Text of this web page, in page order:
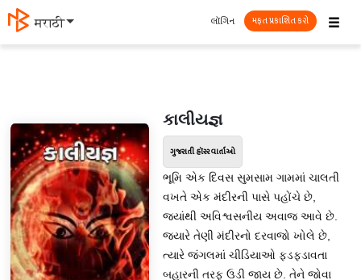
मराठी ☰
લૉગિન મફત પ્રકાશિત કરો
કાલીયજ્ઞ
ગુજરાતી હૉરર વાર્તાઓ
ભૂમિ એક દિવસ સુમસામ ગામમાં ચાલતી
વખતે એક મંદીરની પાસે પહોંચે છે,
જ્યાંથી અવિશ્વસનીય અવાજ આવે છે.
જ્યારે તેણી મંદીરનો દરવાજો ખોલે છે,
ત્યારે જંગલમાં ચીડિયાઓ ફડફડાવતા
બહારની તરફ ઉડી જાય છે. તેને જોવા